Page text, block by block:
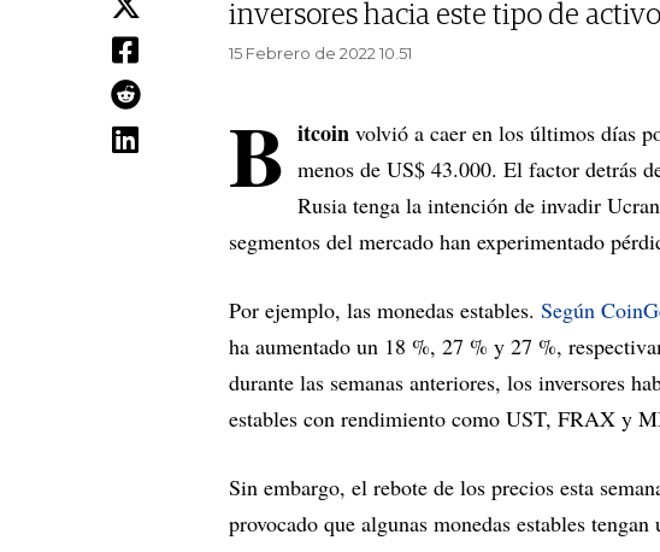
inversores hacia este tipo de
15 Febrero de 2022 10.51
B itcoin volvió a caer en los últimos días
menos de US$ 43.000. El factor detrás
Rusia tenga la intención de invadir
segmentos del mercado han experimentado
Por ejemplo, las monedas estables. Según
ha aumentado un 18 %, 27 % y 27 %,
durante las semanas anteriores, los inversores
estables con rendimiento como UST, FRAX y
Sin embargo, el rebote de los precios esta
provocado que algunas monedas estables